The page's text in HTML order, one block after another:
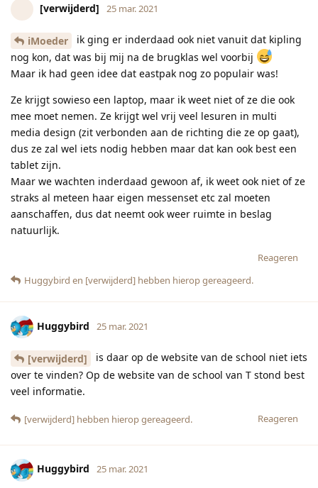
[verwijderd] 25 mar. 2021
iMoeder
ik ging er inderdaad ook niet vanuit dat kipling
nog kon, dat was bij mij na de brugklas wel voorbij
Maar ik had geen idee dat eastpak nog zo populair was!
Ze krijgt sowieso een laptop, maar ik weet niet of ze die ook
mee moet nemen. Ze krijgt wel vrij veel lesuren in multi
media design (zit verbonden aan de richting die ze op gaat),
dus ze zal wel iets nodig hebben maar dat kan ook best een
tablet zijn.
Maar we wachten inderdaad gewoon af, ik weet ook niet of ze
straks al meteen haar eigen messenset etc zal moeten
aanschaffen, dus dat neemt ook weer ruimte in beslag
natuurlijk.
Reageren
Huggybird en [verwijderd] hebben hierop gereageerd.
Huggybird 25 mar. 2021
[verwijderd]
is daar op de website van de school niet iets
over te vinden? Op de website van de school van T stond best
veel informatie.
Reageren
[verwijderd] hebben hierop gereageerd.
Huggybird 25 mar. 2021